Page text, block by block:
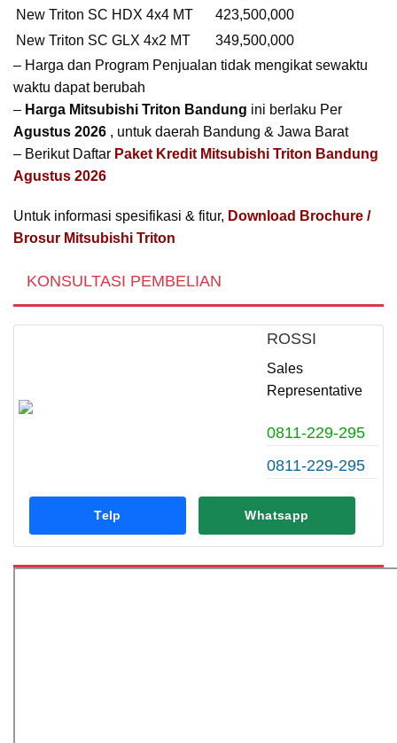
New Triton SC HDX 4x4 MT
423,500,000
New Triton SC GLX 4x2 MT
349,500,000
– Harga dan Program Penjualan tidak mengikat sewaktu
waktu dapat berubah
– Harga Mitsubishi Triton Bandung ini berlaku Per
Agustus 2026 , untuk daerah Bandung & Jawa Barat
– Berikut Daftar Paket Kredit Mitsubishi Triton Bandung
Agustus 2026
Untuk informasi spesifikasi & fitur, Download Brochure /
Brosur Mitsubishi Triton
KONSULTASI PEMBELIAN
ROSSI
Sales
Representative
0811-229-295
0811-229-295
Telp Whatsapp